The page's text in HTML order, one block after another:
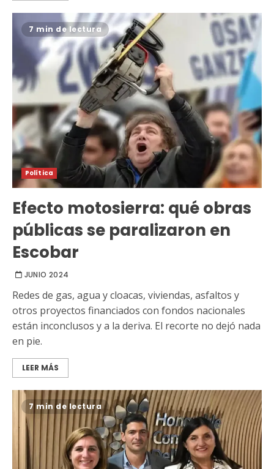
7 min de lectura
Política
Efecto motosierra: qué obras
públicas se paralizaron en
Escobar
JUNIO 2024
Redes de gas, agua y cloacas, viviendas, asfaltos y
otros proyectos financiados con fondos nacionales
están inconclusos y a la deriva. El recorte no dejó nada
en pie.
LEER MÁS
7 min de lectura